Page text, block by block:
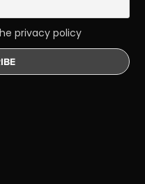
privacy policy